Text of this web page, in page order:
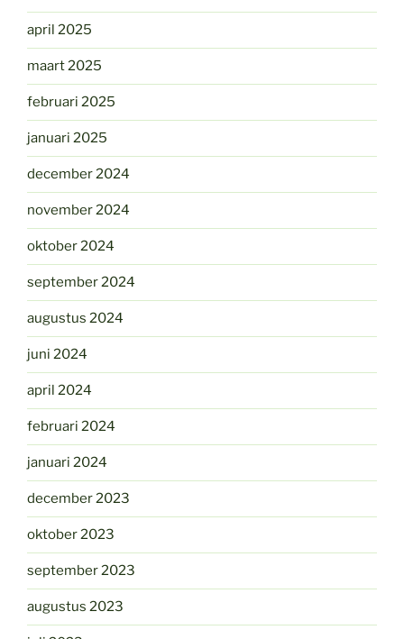
april 2025
maart 2025
februari 2025
januari 2025
december 2024
november 2024
oktober 2024
september 2024
augustus 2024
juni 2024
april 2024
februari 2024
januari 2024
december 2023
oktober 2023
september 2023
augustus 2023